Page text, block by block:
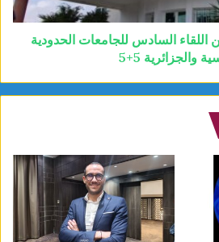
السادس للجامعات الحدودية
والجزائرية 5+5